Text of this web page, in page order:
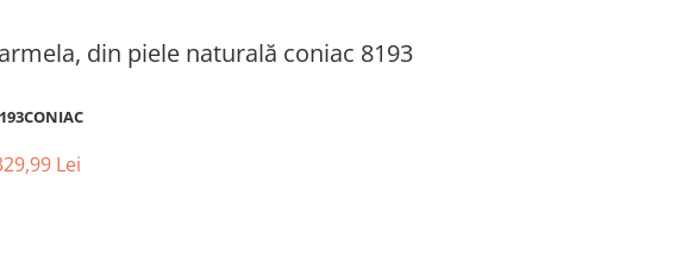
din piele naturală coniac 8193
Lei